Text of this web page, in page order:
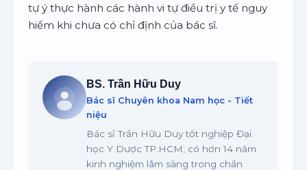
tự ý thực hành các hành vi tự điều trị y tế nguy
hiểm khi chưa có chỉ định của bác sĩ.
BS. Trần Hữu Duy
Bác sĩ Chuyên khoa Nam học - Tiết
niệu
Bác sĩ Trần Hữu Duy tốt nghiệp Đại
học Y Dược TP.HCM, có hơn 14 năm
kinh nghiệm lâm sàng trong chẩn